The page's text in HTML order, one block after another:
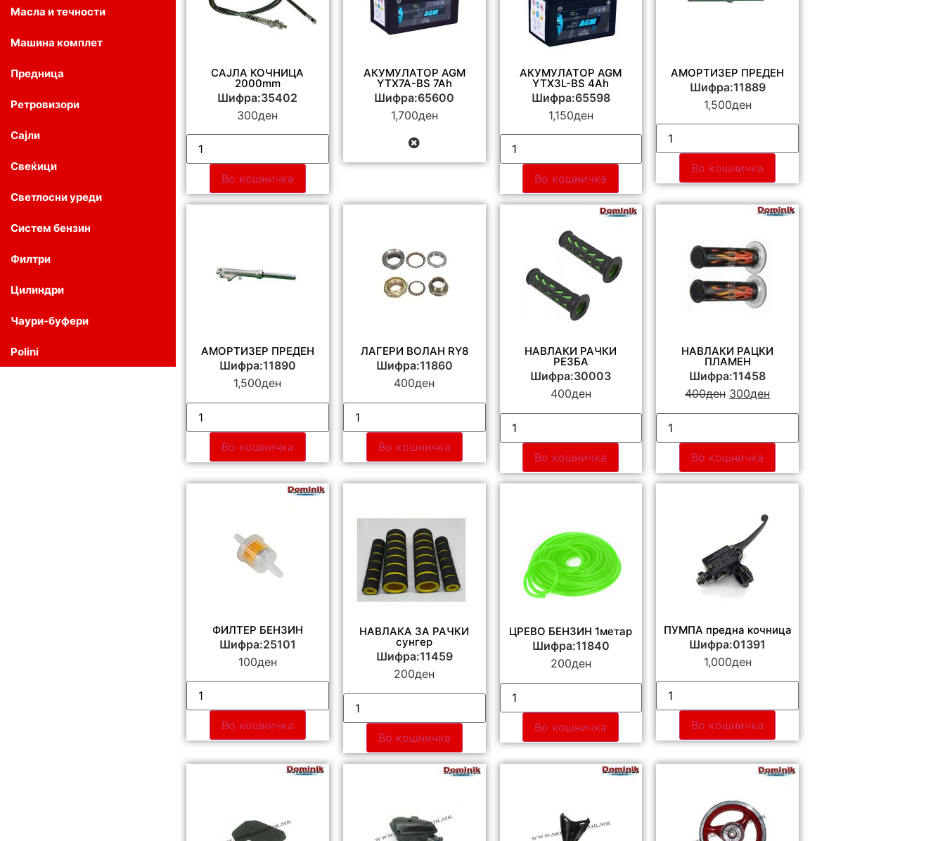
Масла и течности
Машина комплет
Предница
Ретровизори
Сајли
Свеќици
Светлосни уреди
Систем бензин
Филтри
Цилиндри
Чаури-буфери
Polini
САЈЛА КОЧНИЦА
2000mm
Шифра:35402
300ден
Во кошничка
АКУМУЛАТОР AGM
YTX7A-BS 7Ah
Шифра:65600
1,700ден
АКУМУЛАТОР AGM
YTX3L-BS 4Ah
Шифра:65598
1,150ден
Во кошничка
АМОРТИЗЕР ПРЕДЕН
Шифра:11889
1,500ден
Во кошничка
АМОРТИЗЕР ПРЕДЕН
Шифра:11890
1,500ден
Во кошничка
ЛАГЕРИ ВОЛАН RY8
Шифра:11860
400ден
Во кошничка
НАВЛАКИ РАЧКИ
РЕЗБА
Шифра:30003
400ден
Во кошничка
НАВЛАКИ РАЦКИ
ПЛАМЕН
Шифра:11458
400ден 300ден
Во кошничка
ФИЛТЕР БЕНЗИН
Шифра:25101
100ден
Во кошничка
НАВЛАКА ЗА РАЧКИ
сунгер
Шифра:11459
200ден
Во кошничка
ЦРЕВО БЕНЗИН 1метар
Шифра:11840
200ден
Во кошничка
ПУМПА предна кочница
Шифра:01391
1,000ден
Во кошничка